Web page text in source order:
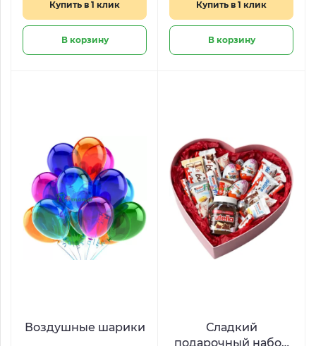
Купить в 1 клик
В корзину
Купить в 1 клик
В корзину
Воздушные шарики
Сладкий
подарочный набор